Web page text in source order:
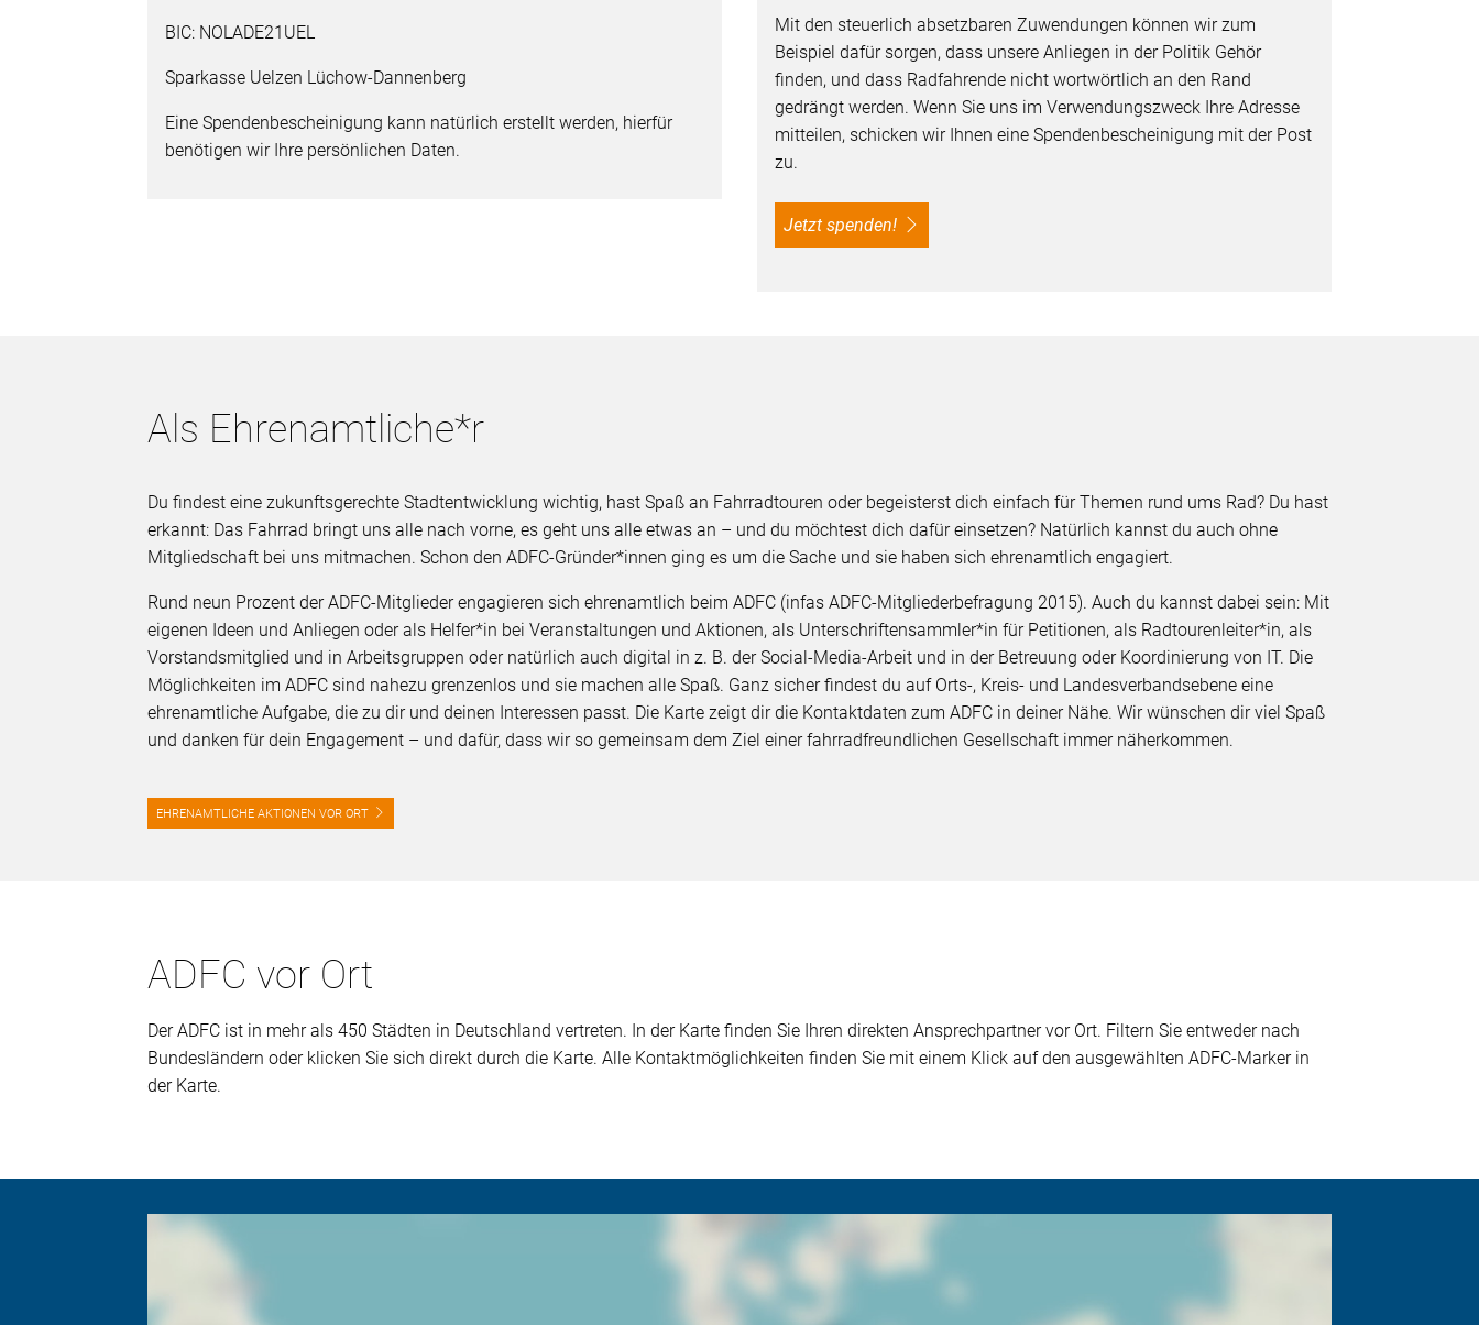
BIC: NOLADE21UEL
Sparkasse Uelzen Lüchow-Dannenberg
Eine Spendenbescheinigung kann natürlich erstellt werden, hierfür
benötigen wir Ihre persönlichen Daten.
Mit den steuerlich absetzbaren Zuwendungen können wir zum
Beispiel dafür sorgen, dass unsere Anliegen in der Politik Gehör
finden, und dass Radfahrende nicht wortwörtlich an den Rand
gedrängt werden. Wenn Sie uns im Verwendungszweck Ihre Adresse
mitteilen, schicken wir Ihnen eine Spendenbescheinigung mit der Post
zu.
Jetzt spenden!
Als Ehrenamtliche*r
Du findest eine zukunftsgerechte Stadtentwicklung wichtig, hast Spaß an Fahrradtouren oder begeisterst dich einfach für Themen rund ums Rad? Du hast
erkannt: Das Fahrrad bringt uns alle nach vorne, es geht uns alle etwas an – und du möchtest dich dafür einsetzen? Natürlich kannst du auch ohne
Mitgliedschaft bei uns mitmachen. Schon den ADFC-Gründer*innen ging es um die Sache und sie haben sich ehrenamtlich engagiert.
Rund neun Prozent der ADFC-Mitglieder engagieren sich ehrenamtlich beim ADFC (infas ADFC-Mitgliederbefragung 2015). Auch du kannst dabei sein: Mit
eigenen Ideen und Anliegen oder als Helfer*in bei Veranstaltungen und Aktionen, als Unterschriftensammler*in für Petitionen, als Radtourenleiter*in, als
Vorstandsmitglied und in Arbeitsgruppen oder natürlich auch digital in z. B. der Social-Media-Arbeit und in der Betreuung oder Koordinierung von IT. Die
Möglichkeiten im ADFC sind nahezu grenzenlos und sie machen alle Spaß. Ganz sicher findest du auf Orts-, Kreis- und Landesverbandsebene eine
ehrenamtliche Aufgabe, die zu dir und deinen Interessen passt. Die Karte zeigt dir die Kontaktdaten zum ADFC in deiner Nähe. Wir wünschen dir viel Spaß
und danken für dein Engagement – und dafür, dass wir so gemeinsam dem Ziel einer fahrradfreundlichen Gesellschaft immer näherkommen.
EHRENAMTLICHE AKTIONEN VOR ORT
ADFC vor Ort
Der ADFC ist in mehr als 450 Städten in Deutschland vertreten. In der Karte finden Sie Ihren direkten Ansprechpartner vor Ort. Filtern Sie entweder nach
Bundesländern oder klicken Sie sich direkt durch die Karte. Alle Kontaktmöglichkeiten finden Sie mit einem Klick auf den ausgewählten ADFC-Marker in
der Karte.